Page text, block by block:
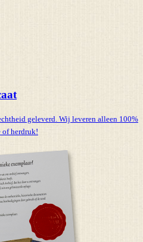
geleverd. Wij leveren alleen 100%
of herdruk!